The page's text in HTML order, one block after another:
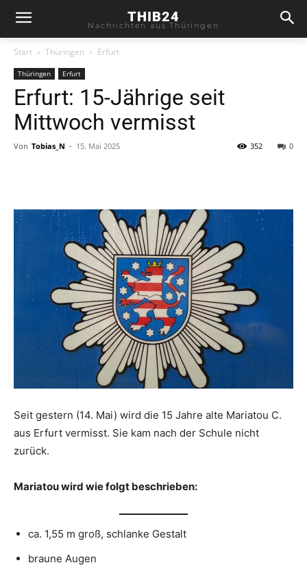
THIB24
Nachrichten aus Thüringen
Start Thüringen Erfurt
Thüringen Erfurt
Erfurt: 15-Jährige seit
Mittwoch vermisst
Von Tobias_N - 15. Mai 2025 0
352
Seit gestern (14. Mai) wird die 15 Jahre alte Mariatou C.
aus Erfurt vermisst. Sie kam nach der Schule nicht
zurück.
Mariatou wird wie folgt beschrieben:
ca. 1,55 m groß, schlanke Gestalt
braune Augen